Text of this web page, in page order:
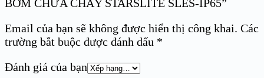
BƠM CHỮA CHÁY STARSLITE SLES-IP65”
Email của bạn sẽ không được hiển thị công khai. Các
trường bắt buộc được đánh dấu *
Đánh giá của bạn